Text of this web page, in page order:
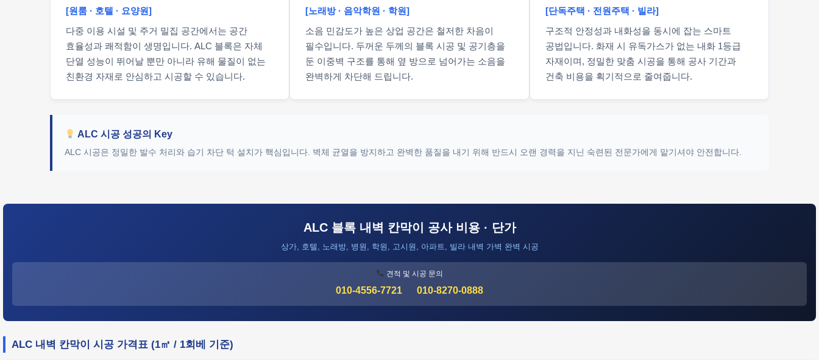
[원룸 · 호텔 · 요양원]
다중 이용 시설 및 주거 밀집 공간에서는 공간
효율성과 쾌적함이 생명입니다. ALC 블록은 자체
단열 성능이 뛰어날 뿐만 아니라 유해 물질이 없는
친환경 자재로 안심하고 시공할 수 있습니다.
[노래방 · 음악학원 · 학원]
소음 민감도가 높은 상업 공간은 철저한 차음이
필수입니다. 두꺼운 두께의 블록 시공 및 공기층을
둔 이중벽 구조를 통해 옆 방으로 넘어가는 소음을
완벽하게 차단해 드립니다.
[단독주택 · 전원주택 · 빌라]
구조적 안정성과 내화성을 동시에 잡는 스마트
공법입니다. 화재 시 유독가스가 없는 내화 1등급
자재이며, 정밀한 맞춤 시공을 통해 공사 기간과
건축 비용을 획기적으로 줄여줍니다.
ALC 시공 성공의 Key
ALC 시공은 정밀한 발수 처리와 습기 차단 턱 설치가 핵심입니다. 벽체 균열을 방지하고 완벽한 품질을 내기 위해 반드시 오랜 경력을 지닌 숙련된 전문가에게 맡기셔야 안전합니다.
ALC 블록 내벽 칸막이 공사 비용 · 단가
상가, 호텔, 노래방, 병원, 학원, 고시원, 아파트, 빌라 내벽 가벽 완벽 시공
견적 및 시공 문의
010-4556-7721 010-8270-0888
ALC 내벽 칸막이 시공 가격표 (1㎡ / 1회베 기준)